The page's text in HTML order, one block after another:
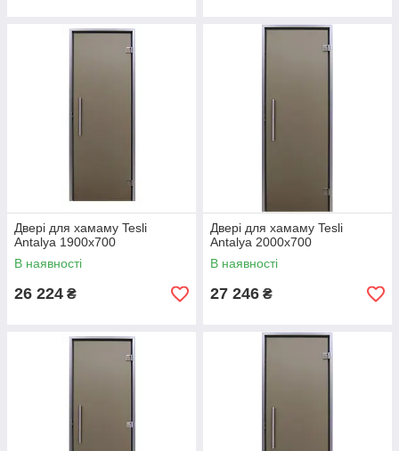
Двері для хамаму Tesli
Antalya 1900х700
В наявності
26 224 ₴
Двері для хамаму Tesli
Antalya 2000х700
В наявності
27 246 ₴